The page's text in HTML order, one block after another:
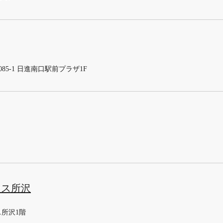
1 日進南口駅前プラザ1F
所沢
所沢1階